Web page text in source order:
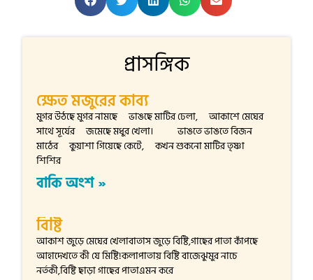
প্রাসঙ্গিক
ক্ষেত মজুরের কাব্য
মুগর উঠছে মুগর নামছে ভাঙছে মাটির ঢেলা, আকাশে মেঘের
সাথে সূর্যের জমেছে মধুর খেলা। ভাঙতে ভাঙতে বিজন
মাঠের কুয়াশা গিয়েছে কেটে, কখন শুকনো মাটির তৃষ্ণা
শিশির
বাকি অংশ »
বিষ্টি
আকাশ জুড়ে মেঘের খেলাবাতাস জুড়ে বিষ্টি,গাছের পাতা কাঁপছে
আহাদেখতে কী যে মিষ্টি!কলাপাতায় বিষ্টি বাজেঝুমুর নাচে
নর্তকী,বিষ্টি ছাড়া গাছের পাতাএমন করে